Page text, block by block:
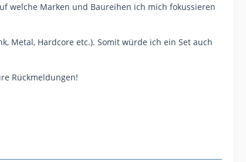
welche Marken und Baureihen ich mich fokussieren
Metal, Hardcore etc.). Somit würde ich ein Set auch
Rückmeldungen!